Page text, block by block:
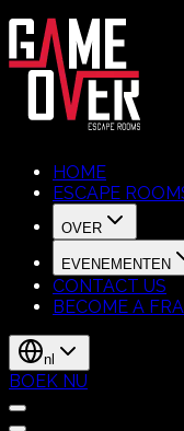
HOME
ESCAPE
OVER
EVENEMENTEN
CONTACT US
BECOME A
nl
BOEK NU